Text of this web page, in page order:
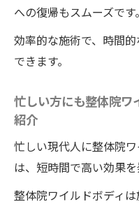
への復帰もスムーズです。
効率的な施術で、時間
できます。
忙しい方にも整体院ワ
紹介
忙しい現代人に整体院
は、短時間で高い効果を
整体院ワイルドボディ